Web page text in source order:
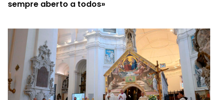
sempre aberto a todos»